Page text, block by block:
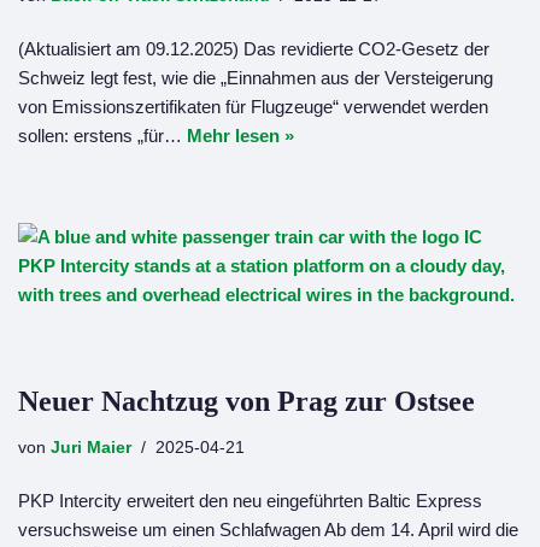
(Aktualisiert am 09.12.2025) Das revidierte CO2-Gesetz der
Schweiz legt fest, wie die „Einnahmen aus der Versteigerung
von Emissionszertifikaten für Flugzeuge“ verwendet werden
sollen: erstens „für… Mehr lesen »
Neuer Nachtzug von Prag zur Ostsee
von Juri Maier 2025-04-21
PKP Intercity erweitert den neu eingeführten Baltic Express
versuchsweise um einen Schlafwagen Ab dem 14. April wird die